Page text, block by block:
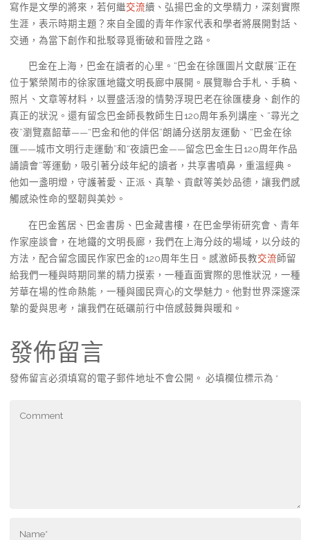
寫作是文學的將來，若何繼交流續、弘揚巴金的文學精力，深刻實際
生涯，表示時期主題？來自全國的青年作家代表和學者將展開對話、
交通，為當下創作和批駁尋覓衝破和晉陞之路。
巴金在上海，巴金在讀者的心里。“巴金在徐匯圖片文獻展”正在
位于繁榮鬧市的徐家匯地鐵文明長廊中展開。展覽聯合手札、手稿、
照片、文章等材料，以豐盛活潑的情勢浮現巴老在徐匯棲身、創作的
真正的狀況。還有留念巴金師長教師生日120周年系列講座、“尋光之
夜”瀏覽嘉韶華——“巴金和他的伴侶”朗誦分送朋友運動、“巴金在徐
匯——城市文明行走運動”和“夜讀巴金——留念巴金生日120周年作品
誦讀會”等運動，吸引著分歧年紀的讀者，共享書噴鼻，重溫經典。
他如一盞明燈，守護著愛、正派、真摯、貢獻等美妙品德，讓我們感
觸感染性命的堅韌與美妙。
在巴金舊居、巴金書房、巴金藏書樓，在巴金學術研究會、青年
作家座談會，在地鐵的文明長廊，我們在上海分歧的場域，以分歧的
方法，配合留念國民作家巴金的120周年生日。感激師長教交流師留
給我們一種與時期同業的精力摸索，一種直面實際的思惟狀況，一種
芳華在場的性命熱能，一種與國民齊心的文學魅力。他對世界深邃深
摯的愛與思考，讓我們在砥礪前行中倍感鼓舞與暖和。
發佈留言
發佈留言必須填寫的電子郵件地址不會公開。 必填欄位標示為 *